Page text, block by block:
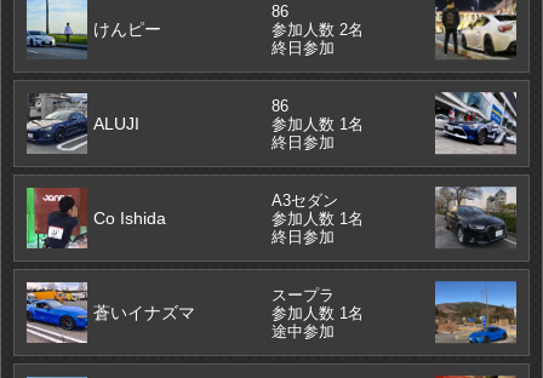
けんピー
86
参加人数 2名
終日参加
ALUJI
86
参加人数 1名
終日参加
Co Ishida
A3セダン
参加人数 1名
終日参加
蒼いイナズマ
スープラ
参加人数 1名
途中参加